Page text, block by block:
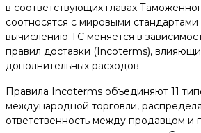
в соответствующих главах
соотносятся с мировыми
вычислению ТС меняется в
правил доставки (Incoterms),
дополнительных расходов.
Правила Incoterms объединяют 11
международной торговли,
ответственность между продавцом и